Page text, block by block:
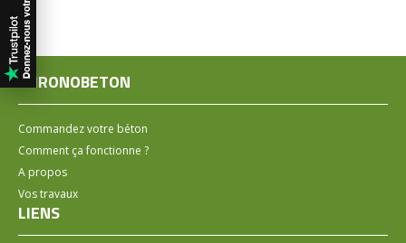
CHRONOBETON
Commandez votre béton
Comment ça fonctionne ?
A propos
Vos travaux
LIENS